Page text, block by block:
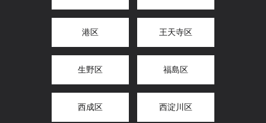
港区 王天寺区
生野区 福島区
西成区 西淀川区